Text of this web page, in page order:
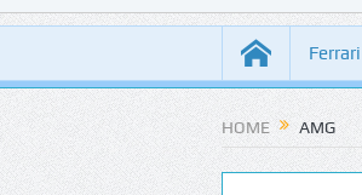
Ferrari
HOME AMG